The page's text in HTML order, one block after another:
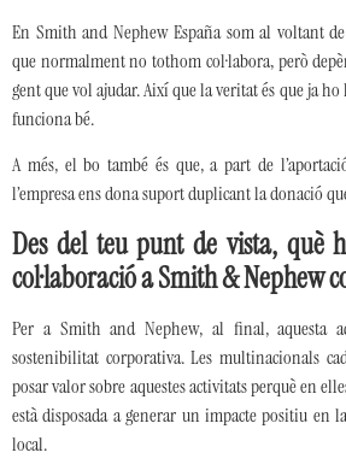
En Smith and Nephew España som al voltant
que normalment no tothom col·labora, però
gent que vol ajudar. Així que la veritat és que ja
funciona bé.
A més, el bo també és que, a part de
l’empresa ens dona suport duplicant la donació
Des del teu punt de vista, què
col·laboració a Smith & Nephew
Per a Smith and Nephew, al final, aquesta
sostenibilitat corporativa. Les multinacionals
posar valor sobre aquestes activitats perquè en
està disposada a generar un impacte positiu en
local.